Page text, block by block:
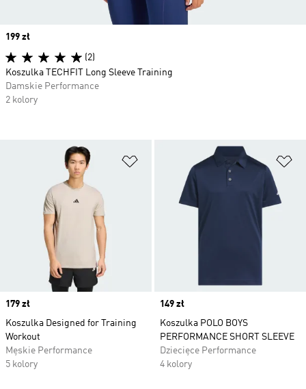
Dodaj do listy życzeń
Price
179 zł
Koszulka Designed for Training
Workout
Męskie Performance
5 kolory
Price
149 zł
Koszulka POLO BOYS
PERFORMANCE SHORT SLEEVE
Dziecięce Performance
4 kolory
Price
199 zł
(2)
Koszulka TECHFIT Long Sleeve Training
Damskie Performance
2 kolory